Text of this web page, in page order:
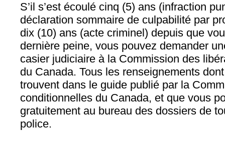
S’il s’est écoulé cinq (5) ans (infraction
déclaration sommaire de culpabilité par
dix (10) ans (acte criminel) depuis que
dernière peine, vous pouvez demander
casier judiciaire à la Commission des
du Canada. Tous les renseignements
trouvent dans le guide publié par la
conditionnelles du Canada, et que vous
gratuitement au bureau des dossiers de
police.